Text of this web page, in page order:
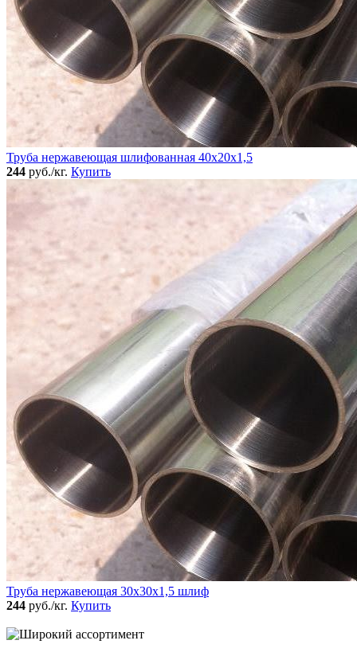
Труба нержавеющая шлифованная 40х20х1,5
244 руб./кг. Купить
Труба нержавеющая 30х30х1,5 шлиф
244 руб./кг. Купить